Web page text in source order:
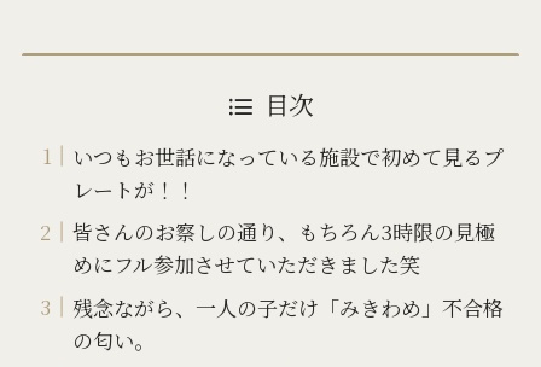
目次
いつもお世話になっている施設で初めて見るプ
レートが！！
皆さんのお察しの通り、もちろん3時限の見極
めにフル参加させていただきました笑
残念ながら、一人の子だけ「みきわめ」不合格
の匂い。